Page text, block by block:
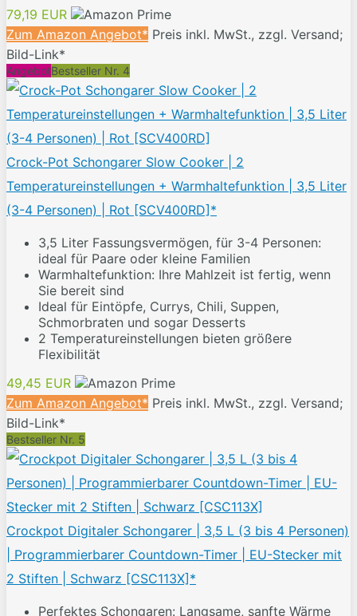
79,19 EUR
Zum Amazon Angebot* Preis inkl. MwSt., zzgl. Versand;
Bild-Link*
AngebotBestseller Nr. 4
Crock-Pot Schongarer Slow Cooker | 2
Temperatureinstellungen + Warmhaltefunktion | 3,5 Liter
(3-4 Personen) | Rot [SCV400RD]*
3,5 Liter Fassungsvermögen, für 3-4 Personen:
ideal für Paare oder kleine Familien
Warmhaltefunktion: Ihre Mahlzeit ist fertig, wenn
Sie bereit sind
Ideal für Eintöpfe, Currys, Chili, Suppen,
Schmorbraten und sogar Desserts
2 Temperatureinstellungen bieten größere
Flexibilität
49,45 EUR
Zum Amazon Angebot* Preis inkl. MwSt., zzgl. Versand;
Bild-Link*
Bestseller Nr. 5
Crockpot Digitaler Schongarer | 3,5 L (3 bis 4 Personen)
| Programmierbarer Countdown-Timer | EU-Stecker mit
2 Stiften | Schwarz [CSC113X]*
Perfektes Schongaren: Langsame, sanfte Wärme